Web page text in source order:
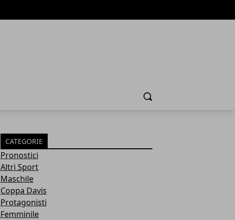
Cerca
CATEGORIE
Pronostici
Altri Sport
Maschile
Coppa Davis
Protagonisti
Femminile